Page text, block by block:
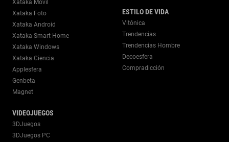
Xataka Móvil
Xataka Foto
Xataka Android
Xataka Smart Home
Xataka Windows
Xataka Ciencia
Applesfera
Genbeta
Magnet
VIDEOJUEGOS
3DJuegos
3DJuegos PC
ESTILO DE VIDA
Vitónica
Trendencias
Trendencias Hombre
Decoesfera
Compradicción